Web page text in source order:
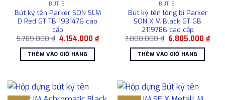
BÚT BI
Bút ký tên Parker SON SLM
D Red GT TB 1931476 cao
cấp
5.789.000₫ Giá
là:
5.789.000 ₫.
4.154.000₫Giá
hiện
4.154.000 ₫.
THÊM VÀO GIỎ HÀNG
BÚT BI
Bút ký tên lông bi Parker
SON X M Black GT GB
2119786 cao cấp
7.000.000₫ Giá
là:
7.000.000 ₫.
6.805.000₫Giá
hiện
THÊM VÀO GIỎ HÀNG